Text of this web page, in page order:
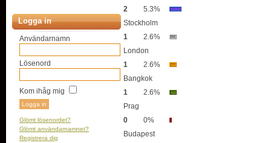
Logga in
Användarnamn
Lösenord
Kom ihåg mig
Glömt lösenordet?
Glömt användarnamnet?
Registrera dig
2
5.3%
Stockholm
1
2.6%
London
1
2.6%
Bangkok
1
2.6%
Prag
0
0%
Budapest